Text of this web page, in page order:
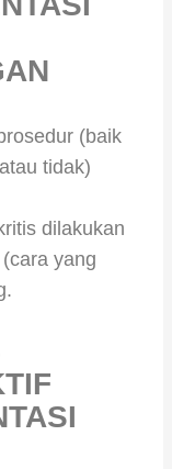
(baik
tidak)
dilakukan
yang